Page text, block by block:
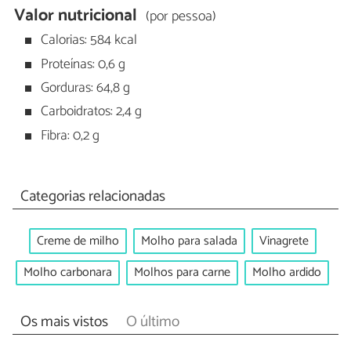
Valor nutricional (por pessoa)
Calorias: 584 kcal
Proteínas: 0,6 g
Gorduras: 64,8 g
Carboidratos: 2,4 g
Fibra: 0,2 g
Categorias relacionadas
Creme de milho Molho para salada
Vinagrete
Molho carbonara
Molhos para carne Molho ardido
Os mais vistos O último